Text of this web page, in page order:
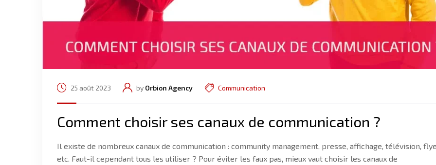
25 août 2023 by Orbion Agency Communication
Comment choisir ses canaux de communication ?
Il existe de nombreux canaux de communication : community management, presse, affichage, télévision,
etc. Faut-il cependant tous les utiliser ? Pour éviter les faux pas, mieux vaut choisir les canaux de